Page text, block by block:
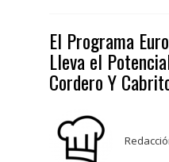
El Programa
Lleva el
Cordero Y